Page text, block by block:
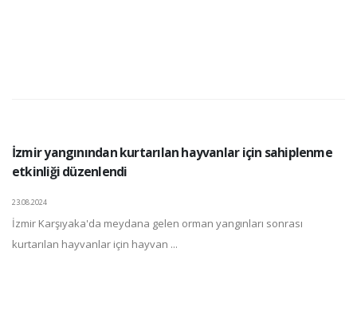
İzmir yangınından kurtarılan hayvanlar için sahiplenme
etkinliği düzenlendi
23.08.2024
İzmir Karşıyaka'da meydana gelen orman yangınları sonrası
kurtarılan hayvanlar için hayvan ...